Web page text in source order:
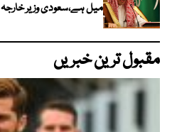
میل ہے،سعودی وزیر خارجہ
مقبول ترین خبریں